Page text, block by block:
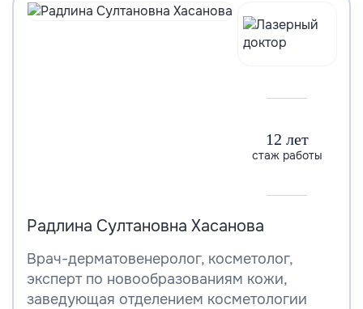
12 лет
стаж работы
Радлина Султановна Хасанова
Врач-дерматовенеролог, косметолог,
эксперт по новообразованиям кожи,
заведующая отделением косметологии